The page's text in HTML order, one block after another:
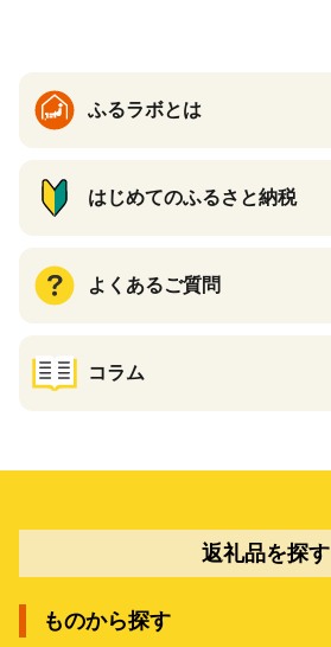
ふるラボとは
はじめてのふるさと納税
よくあるご質問
コラム
返礼品を探す
ものから探す